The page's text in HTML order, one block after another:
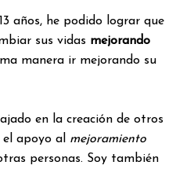
años, he podido lograr que
sus vidas mejorando
manera ir mejorando su
en la creación de otros
apoyo al mejoramiento
personas. Soy también